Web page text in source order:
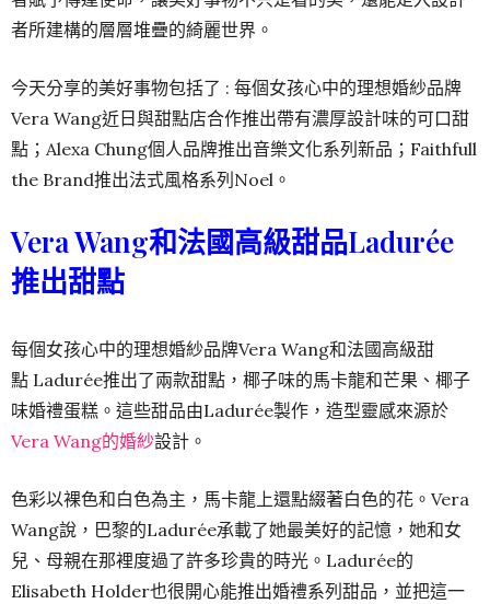
者所建構的層層堆疊的綺麗世界。
今天分享的美好事物包括了 : 每個女孩心中的理想婚紗品牌
Vera Wang近日與甜點店合作推出帶有濃厚設計味的可口甜
點；Alexa Chung個人品牌推出音樂文化系列新品；Faithfull
the Brand推出法式風格系列Noel。
Vera Wang和法國高級甜品Ladurée
推出甜點
每個女孩心中的理想婚紗品牌Vera Wang和法國高級甜
點 Ladurée推出了兩款甜點，椰子味的馬卡龍和芒果、椰子
味婚禮蛋糕。這些甜品由Ladurée製作，造型靈感來源於
Vera Wang的婚紗設計。
色彩以裸色和白色為主，馬卡龍上還點綴著白色的花。Vera
Wang說，巴黎的Ladurée承載了她最美好的記憶，她和女
兒、母親在那裡度過了許多珍貴的時光。Ladurée的
Elisabeth Holder也很開心能推出婚禮系列甜品，並把這一